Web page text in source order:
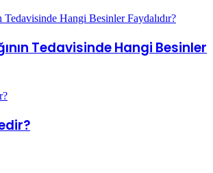
Tedavisinde Hangi Besinler